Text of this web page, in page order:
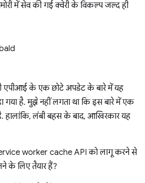
में सेव की गई क्वेरी के विकल्प जल्द ही
एपीआई के एक छोटे अपडेट के बारे में यह
है. मुझे नहीं लगता था कि इस बारे में एक
लंबी बहस के बाद, आखिरकार यह
worker cache API को लागू करने से
के लिए तैयार हैं?